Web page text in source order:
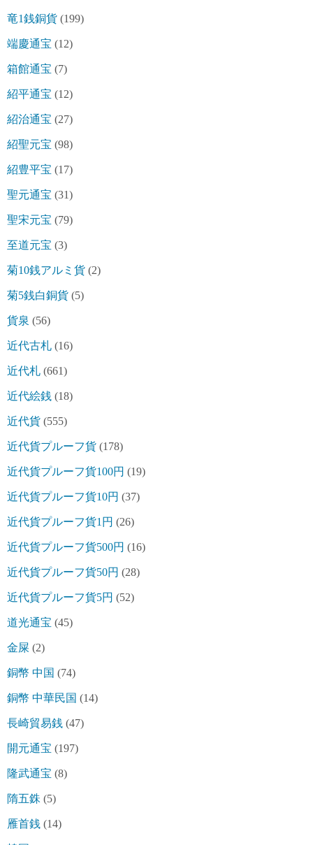
竜1銭銅貨 (199)
端慶通宝 (12)
箱館通宝 (7)
紹平通宝 (12)
紹治通宝 (27)
紹聖元宝 (98)
紹豊平宝 (17)
聖元通宝 (31)
聖宋元宝 (79)
至道元宝 (3)
菊10銭アルミ貨 (2)
菊5銭白銅貨 (5)
貨泉 (56)
近代古札 (16)
近代札 (661)
近代絵銭 (18)
近代貨 (555)
近代貨プルーフ貨 (178)
近代貨プルーフ貨100円 (19)
近代貨プルーフ貨10円 (37)
近代貨プルーフ貨1円 (26)
近代貨プルーフ貨500円 (16)
近代貨プルーフ貨50円 (28)
近代貨プルーフ貨5円 (52)
道光通宝 (45)
金屎 (2)
銅幣 中国 (74)
銅幣 中華民国 (14)
長崎貿易銭 (47)
開元通宝 (197)
隆武通宝 (8)
隋五銖 (5)
雁首銭 (14)